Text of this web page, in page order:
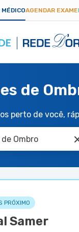
MÉDICOAGENDAR EXAME
de
perto de você,
PRÓXIMO
Samer